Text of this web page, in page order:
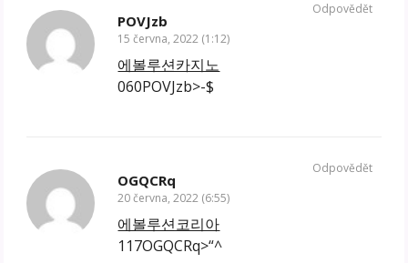
POVJzb
15 června, 2022 (1:12)
에볼루션카지노
060POVJzb>-$
Odpovědět
OGQCRq
20 června, 2022 (6:55)
에볼루션코리아
117OGQCRq>“^
Odpovědět